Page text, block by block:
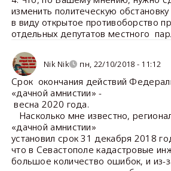
изменить политеческую
в виду открытое противоборство
отдельных депутатов местного
Nik Nik пн, 22/10/2018 - 11:12
Срок окончания действий
«дачной амнистии» -
весна 2020 года.
Насколько мне известно,
«дачной амнистии»
установил срок 31 декабря 2018
что в Севастополе кадастровые
большое количество ошибок, и